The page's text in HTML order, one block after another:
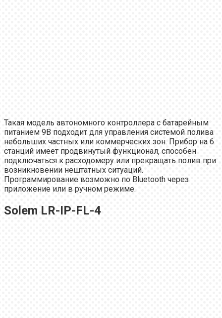
Такая модель автономного контроллера с батарейным
питанием 9В подходит для управления системой полива
небольших частных или коммерческих зон. Прибор на 6
станций имеет продвинутый функционал, способен
подключаться к расходомеру или прекращать полив при
возникновении нештатных ситуаций.
Программирование возможно по Bluetooth через
приложение или в ручном режиме.
Solem LR-IP-FL-4